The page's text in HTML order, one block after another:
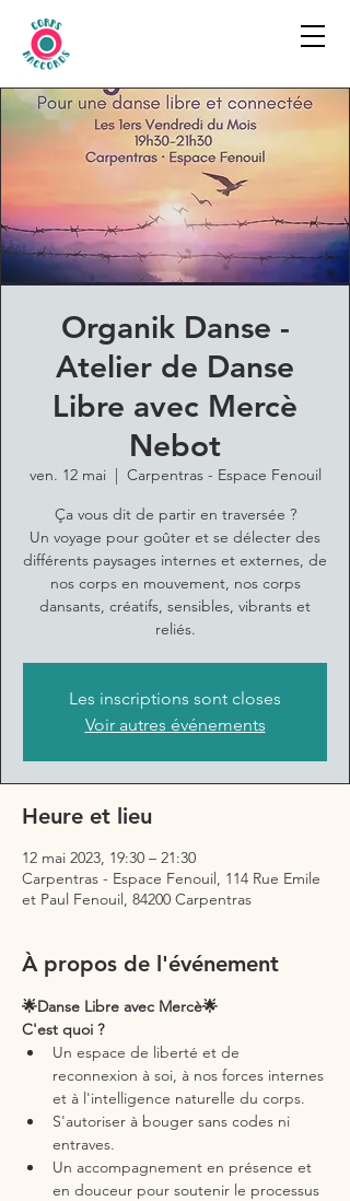
Organik Danse -
Atelier de Danse
Libre avec Mercè
Nebot
ven. 12 mai
  |
Carpentras - Espace Fenouil
Ça vous dit de partir en traversée ?
Un voyage pour goûter et se délecter des
différents paysages internes et externes, de
nos corps en mouvement, nos corps
dansants, créatifs, sensibles, vibrants et
reliés.
Les inscriptions sont closes
Voir autres événements
Heure et lieu
12 mai 2023, 19:30 – 21:30
Carpentras - Espace Fenouil, 114 Rue Emile
et Paul Fenouil, 84200 Carpentras
À propos de l'événement
🌟Danse Libre avec Mercè🌟
C'est quoi ?
Un espace de liberté et de
reconnexion à soi, à nos forces internes
et à l'intelligence naturelle du corps.
S'autoriser à bouger sans codes ni
entraves.
Un accompagnement en présence et
en douceur pour soutenir le processus